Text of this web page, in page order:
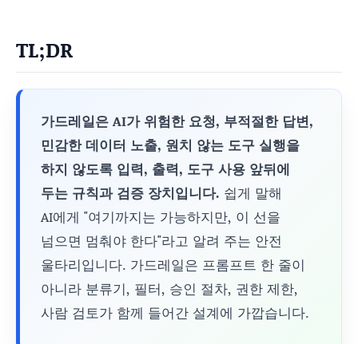
TL;DR
가드레일은 AI가 위험한 요청, 부적절한 답변,
민감한 데이터 노출, 원치 않는 도구 실행을
하지 않도록 입력, 출력, 도구 사용 앞뒤에
두는 규칙과 검증 장치입니다. 쉽게 말해
AI에게 "여기까지는 가능하지만, 이 선을
넘으면 멈춰야 한다"라고 알려 주는 안전
울타리입니다. 가드레일은 프롬프트 한 줄이
아니라 분류기, 필터, 승인 절차, 권한 제한,
사람 검토가 함께 들어간 설계에 가깝습니다.